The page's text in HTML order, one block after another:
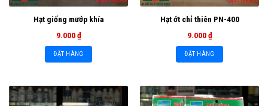
Hạt giống mướp khía
9.000₫
ĐẶT HÀNG
Hạt ớt chỉ thiên PN-400
9.000₫
ĐẶT HÀNG